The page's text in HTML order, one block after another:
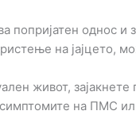
попријатен однос
на јајцето,
живот,
симптомите на ПМС